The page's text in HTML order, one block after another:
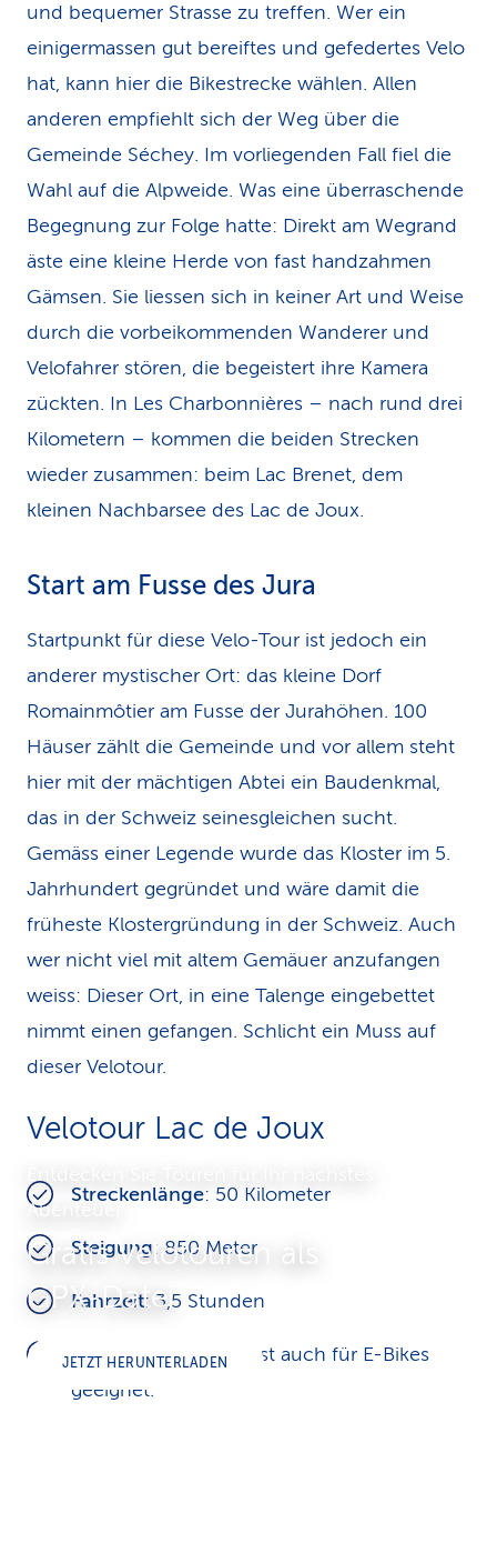
und bequemer Strasse zu treffen. Wer ein
einigermassen gut bereiftes und gefedertes Velo
hat, kann hier die Bikestrecke wählen. Allen
anderen empfiehlt sich der Weg über die
Gemeinde Séchey. Im vorliegenden Fall fiel die
Wahl auf die Alpweide. Was eine überraschende
Begegnung zur Folge hatte: Direkt am Wegrand
äste eine kleine Herde von fast handzahmen
Gämsen. Sie liessen sich in keiner Art und Weise
durch die vorbeikommenden Wanderer und
Velofahrer stören, die begeistert ihre Kamera
zückten. In Les Charbonnières – nach rund drei
Kilometern – kommen die beiden Strecken
wieder zusammen: beim Lac Brenet, dem
kleinen Nachbarsee des Lac de Joux.
Start am Fusse des Jura
Startpunkt für diese Velo-Tour ist jedoch ein
anderer mystischer Ort: das kleine Dorf
Romainmôtier am Fusse der Jurahöhen. 100
Häuser zählt die Gemeinde und vor allem steht
hier mit der mächtigen Abtei ein Baudenkmal,
das in der Schweiz seines­gleichen sucht.
Gemäss einer Legende wurde das Kloster im 5.
Jahrhundert gegründet und wäre damit die
früheste Kloster­gründung in der Schweiz. Auch
wer nicht viel mit altem Gemäuer anzufangen
weiss: Dieser Ort, in eine Talenge eingebettet
nimmt einen gefangen. Schlicht ein Muss auf
dieser Velotour.
Velotour Lac de Joux
Streckenlänge: 50 Kilometer
Steigung : 850 Meter
Fahrzeit: 3,5 Stunden
Spezielles: Die Tour ist auch für E-Bikes
geeignet.
Abenteuer
Gratis Velotouren als
GPX-Datei
JETZT HERUNTERLADEN